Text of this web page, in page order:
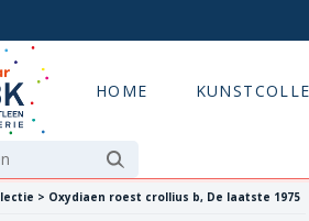
HOME
> Oxydiaen roest crollius b, De laatste 1975